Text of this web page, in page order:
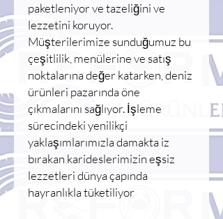
paketleniyor ve tazeliğini ve
lezzetini koruyor.
Müşterilerimize sunduğumuz bu
çeşitlilik, menülerine ve satış
noktalarına değer katarken, deniz
ürünleri pazarında öne
çıkmalarını sağlıyor. İşleme
sürecindeki yenilikçi
yaklaşımlarımızla damakta iz
bırakan karideslerimizin eşsiz
lezzetleri dünya çapında
hayranlıkla tüketiliyor